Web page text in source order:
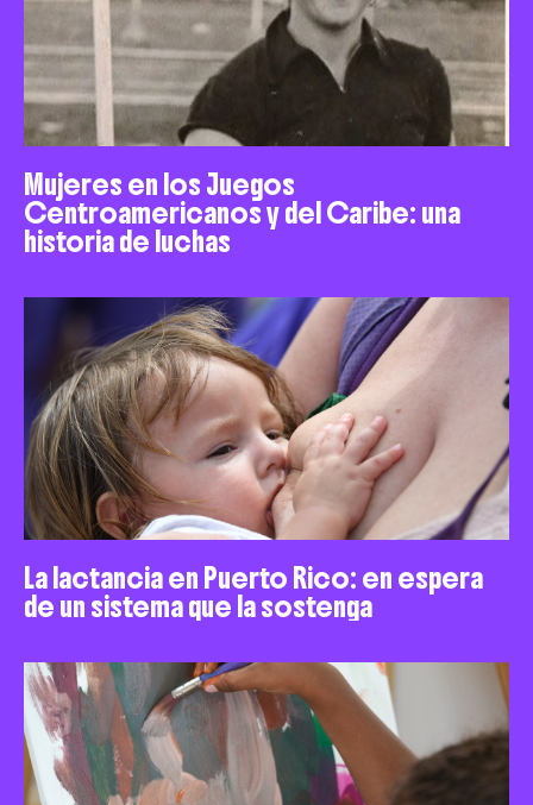
Mujeres en los Juegos
Centroamericanos y del Caribe: una
historia de luchas
La lactancia en Puerto Rico: en espera
de un sistema que la sostenga